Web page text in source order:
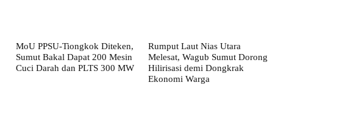
MoU PPSU-Tiongkok Diteken,
Sumut Bakal Dapat 200 Mesin
Cuci Darah dan PLTS 300 MW
Rumput Laut Nias Utara
Melesat, Wagub Sumut Dorong
Hilirisasi demi Dongkrak
Ekonomi Warga